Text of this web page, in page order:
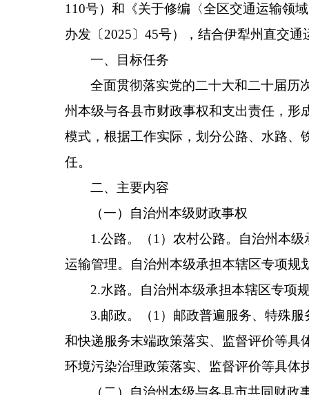
110号）和《关于修编 〈全区交通运输领
办发〔2025〕 45号），结合伊犁州直交通
一、 目标任务
全面贯彻落实党的二十大和二十届历
州本级与各县市财政事权和支出责任，形
模式，根据工作实际，划分公路、水路、
任。
二、主要内容
（一）自治州本级财政事权
1.公路。 （1 ）农村公路。自治州本
运输管理。自治州本级承担本辖区专项规
2.水路。 自治州本级承担本辖区专项
3.邮政。 （1 ）邮政普遍服务、特殊
和快递服务末端政策落实、监督评价等具
环境污染治理政策落实、监督评价等具体
（二）自治州本级与各县市共同财政